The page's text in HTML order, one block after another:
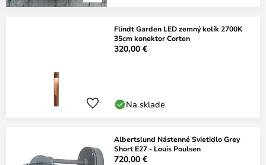
Flindt Garden LED zemný kolík 2700K
35cm konektor Corten
320,00 €
Na sklade
Albertslund Nástenné Svietidlo Grey
Short E27 - Louis Poulsen
720,00 €